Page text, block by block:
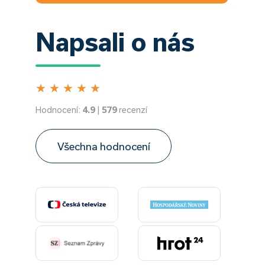
Napsali o nás
★ ★ ★ ★ ★
Hodnocení: 4.9 | 579recenzí
Všechna hodnocení